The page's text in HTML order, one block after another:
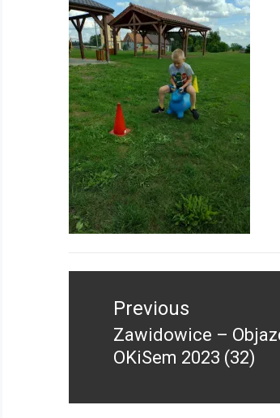
wpisuPrevious
Previous
post:
Zawidowice –
OKiSem 2023 (32)